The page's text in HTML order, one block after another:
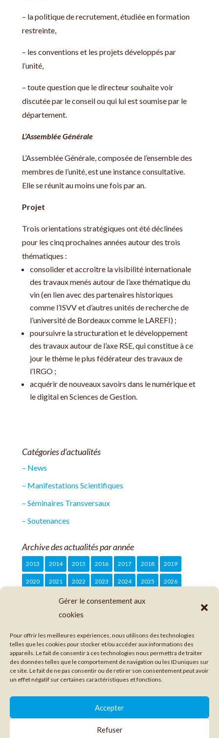
Gérer le consentement aux
cookies
Pour offrir les meilleures expériences, nous utilisons des technologies
telles que les cookies pour stocker et/ou accéder aux informations des
appareils. Le fait de consentir à ces technologies nous permettra de traiter
des données telles que le comportement de navigation ou les ID uniques sur
ce site. Le fait de ne pas consentir ou de retirer son consentement peut avoir
un effet négatif sur certaines caractéristiques et fonctions.
Accepter
Refuser
– la politique de recrutement, étudiée en formation
restreinte,
– les conventions et les projets développés par
l’unité,
– toute question que le directeur souhaite voir
discutée par le conseil ou qui lui est soumise par le
département.
L’Assemblée Générale
L’Assemblée Générale, composée de l’ensemble des
membres de l’unité, est une instance consultative.
Elle se réunit au moins une fois par an.
Projet
Trois orientations stratégiques ont été déclinées
pour les cinq prochaines années autour des trois
thématiques :
consolider et accroître la visibilité internationale
des travaux menés autour de l’axe thématique du
vin (en lien avec des partenaires historiques
comme l’ISVV et d’autres unités de recherche de
l’université de Bordeaux comme le LAREFI) ;
poursuivre la structuration et le développement
des travaux autour de l’axe RSE, qui constitue à ce
jour le thème le plus fédérateur des travaux de
l’IRGO ;
acquérir de nouveaux savoirs dans le numérique et
le digital en Sciences de Gestion.
Catégories d’actualités
– News
– Manifestations Scientifiques
– Séminaires Transversaux
– Soutenances
Archive des actualités par année
2013 2014 2015 2016 2017 2018 2019
2020 2021 2022 2023 2024 2025 2026

© 2026 IRGO. Tous droits réservés /